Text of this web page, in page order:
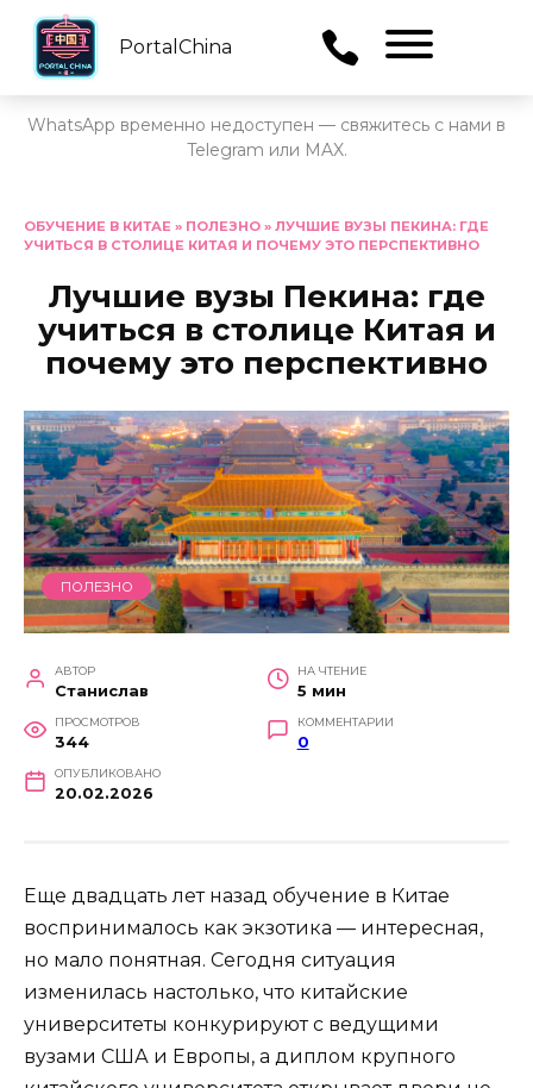
PortalChina
WhatsApp временно недоступен — свяжитесь с нами в
Telegram или MAX.
содержанию
ОБУЧЕНИЕ В КИТАЕ » ПОЛЕЗНО » ЛУЧШИЕ ВУЗЫ ПЕКИНА: ГДЕ
УЧИТЬСЯ В СТОЛИЦЕ КИТАЯ И ПОЧЕМУ ЭТО ПЕРСПЕКТИВНО
Лучшие вузы Пекина: где
учиться в столице Китая и
почему это перспективно
ПОЛЕЗНО
АВТОР
Станислав
НА ЧТЕНИЕ
5 мин
ПРОСМОТРОВ
344
КОММЕНТАРИИ
0
ОПУБЛИКОВАНО
20.02.2026
Еще двадцать лет назад обучение в Китае
воспринималось как экзотика — интересная,
но мало понятная. Сегодня ситуация
изменилась настолько, что китайские
университеты конкурируют с ведущими
вузами США и Европы, а диплом крупного